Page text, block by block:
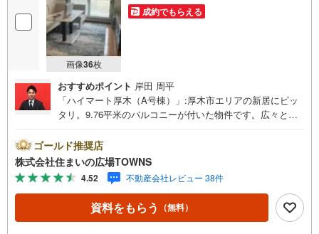
画像36枚
成約でもらえる
おすすめポイント 岸田 周平
「ハイマート厚木（A号棟）」:厚木市エリアの新居にピッ
タリ。9.76平米のバルコニーが付いた物件です。広々とし
れいな中古マンションです。モニターから顔が見えるTVイ
ンターホン付きです。浴室乾燥機のあるお風呂場は洗濯物
を干すときにも便利です。今回紹介するのは、専有面積が6
2.92平米。
ゴールド推奨店
株式会社住まいの広場TOWNS
4.52 不動産会社レビュー 38件
資料をもらう （無料）